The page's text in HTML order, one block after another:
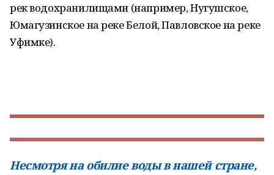
рек водохранилищами (например, Нугушское,
Юмагузинское на реке Белой, Павловское на реке
Уфимке).
Несмотря на обилие воды в нашей стране,